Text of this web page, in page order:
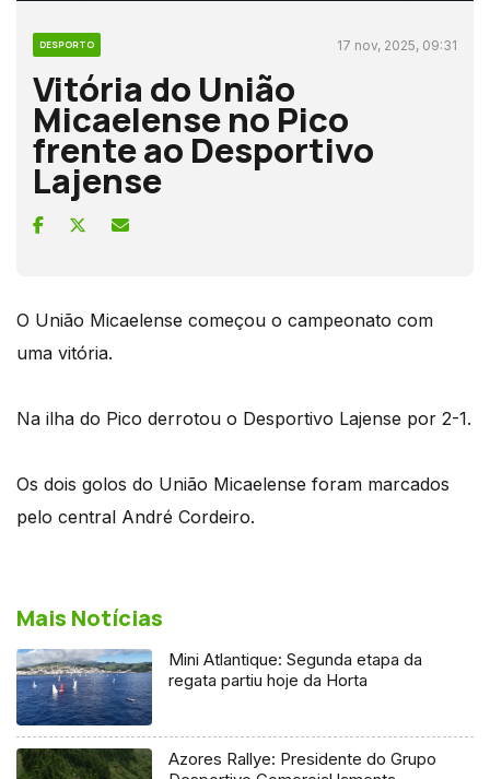
DESPORTO 17 nov, 2025, 09:31
Vitória do União
Micaelense no Pico
frente ao Desportivo
Lajense
O União Micaelense começou o campeonato com
uma vitória.
Na ilha do Pico derrotou o Desportivo Lajense por 2-1.
Os dois golos do União Micaelense foram marcados
pelo central André Cordeiro.
Mais Notícias
Mini Atlantique: Segunda etapa da
regata partiu hoje da Horta
Azores Rallye: Presidente do Grupo